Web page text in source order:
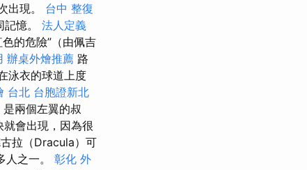
出現。 台中 整復
憶。 法人定義
的危險”（由佩吉
辦桌外燴推薦 路
泳衣的球道上度
台北 台胞證新北
是兩個左翼的叔
就會出現，因為很
拉（Dracula）可
之一。 彰化 外